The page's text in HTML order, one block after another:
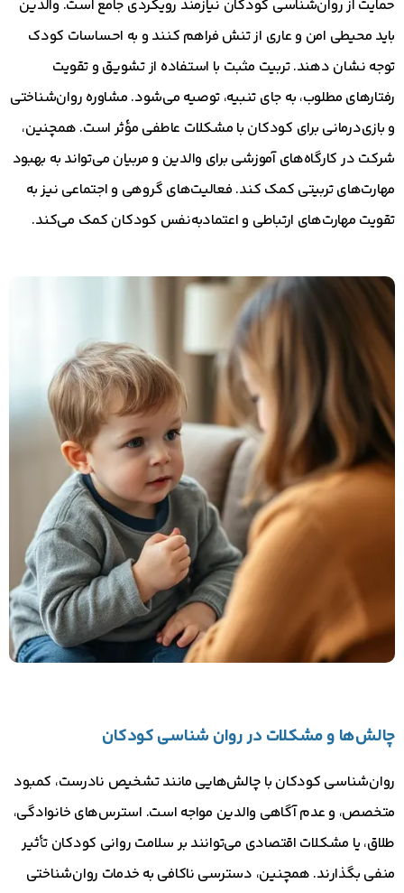
حمایت از روان‌شناسی کودکان نیازمند رویکردی جامع است. والدین
باید محیطی امن و عاری از تنش فراهم کنند و به احساسات کودک
توجه نشان دهند. تربیت مثبت با استفاده از تشویق و تقویت
رفتارهای مطلوب، به جای تنبیه، توصیه می‌شود. مشاوره روان‌شناختی
و بازی‌درمانی برای کودکان با مشکلات عاطفی مؤثر است. همچنین،
شرکت در کارگاه‌های آموزشی برای والدین و مربیان می‌تواند به بهبود
مهارت‌های تربیتی کمک کند. فعالیت‌های گروهی و اجتماعی نیز به
تقویت مهارت‌های ارتباطی و اعتمادبه‌نفس کودکان کمک می‌کند.
چالش‌ها و مشکلات در روان‌ شناسی کودکان
روان‌شناسی کودکان با چالش‌هایی مانند تشخیص نادرست، کمبود
متخصص، و عدم آگاهی والدین مواجه است. استرس‌های خانوادگی،
طلاق، یا مشکلات اقتصادی می‌توانند بر سلامت روانی کودکان تأثیر
منفی بگذارند. همچنین، دسترسی ناکافی به خدمات روان‌شناختی